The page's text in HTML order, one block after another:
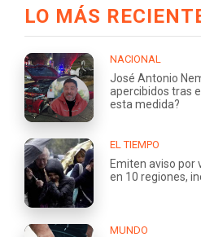
LO MÁS
NACIONAL
José Antonio
apercibidos tras
esta medida?
EL TIEMPO
Emiten aviso por
en 10 regiones,
MUNDO